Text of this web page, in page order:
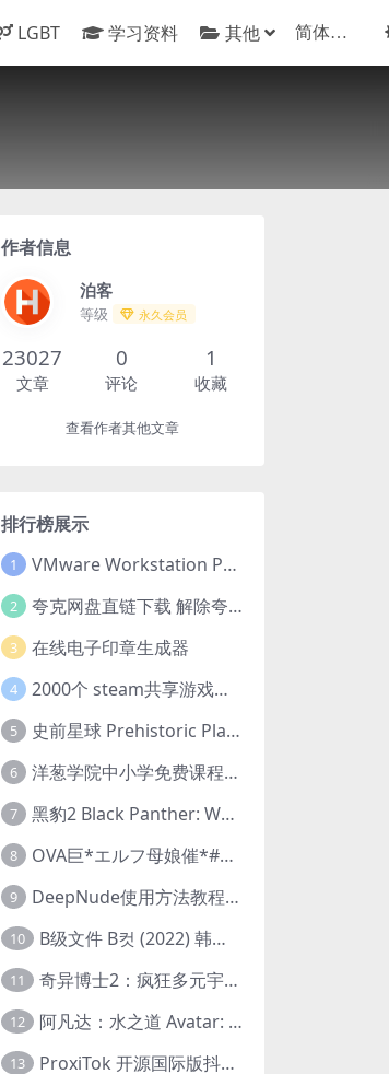
LGBT 学习资料 其他
作者信息
泊客
等级 永久会员
23027
文章
0
评论
1
收藏
查看作者其他文章
排行榜展示
1 VMware Workstation Pro 16 永久激活密钥(序列号)
2 夸克网盘直链下载 解除夸克网盘下载限制 油猴脚本
3 在线电子印章生成器
4 2000个 steam共享游戏账号 离线steam账号分享
5 史前星球 Prehistoric Planet (2022) 中字 1080p 高清 阿里云盘 2022.5.27已更新全集
6 洋葱学院中小学免费课程集合 云盘下载
7 黑豹2 Black Panther: Wakanda Forever (2022) 高清版
8 OVA巨*エルフ母娘催*#1エルフの国を蹂*する男。汚された女王と姫
9 DeepNude使用方法教程FAQ
10 B级文件 B컷 (2022) 韩国大尺度剧情电影 1080P 中字
11 奇异博士2：疯狂多元宇宙 Doctor Strange in the Multiverse of Madness (2022) 高清版1080p
12 阿凡达：水之道 Avatar: The Way of Water (2022) 1080p 2k 4k 中文字幕
13 ProxiTok 开源国际版抖音TikTok网页版 国内网络直连